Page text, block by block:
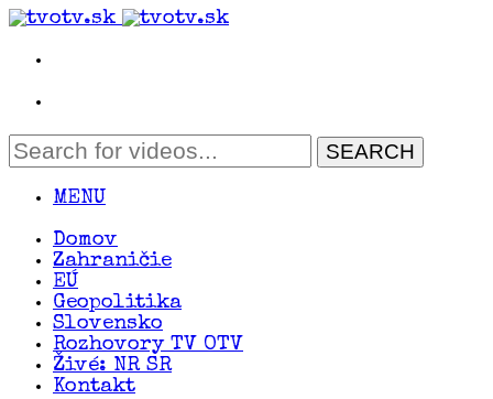
MENU
Domov
Zahraničie
EÚ
Geopolitika
Slovensko
Rozhovory TV OTV
Živé: NR SR
Kontakt